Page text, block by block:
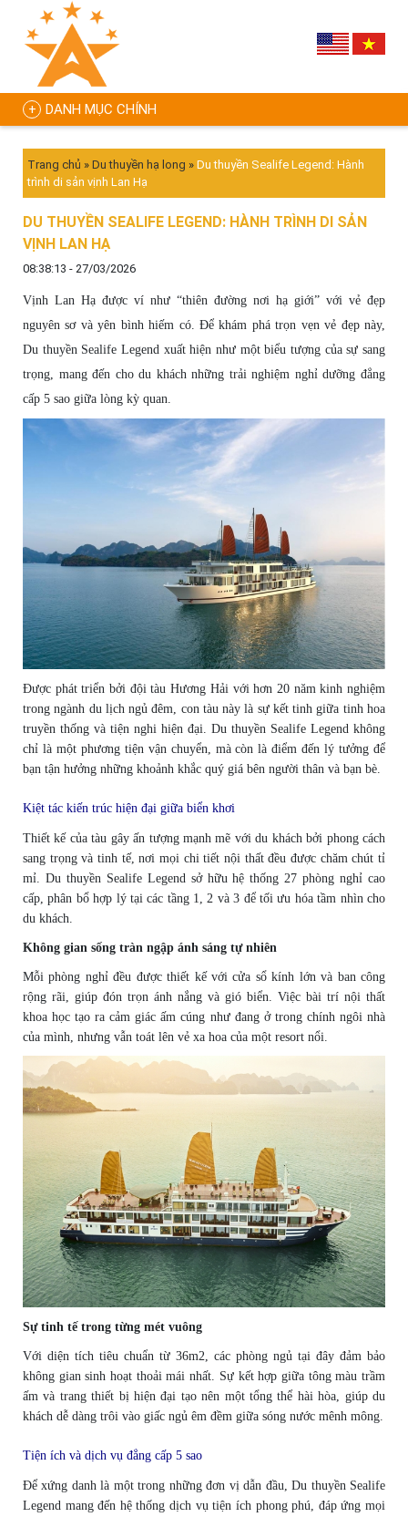
DANH MỤC CHÍNH
Trang chủ » Du thuyền hạ long » Du thuyền Sealife Legend: Hành
trình di sản vịnh Lan Hạ
DU THUYỀN SEALIFE LEGEND: HÀNH TRÌNH DI SẢN
VỊNH LAN HẠ
08:38:13 - 27/03/2026
Vịnh Lan Hạ được ví như “thiên đường nơi hạ giới” với vẻ đẹp
nguyên sơ và yên bình hiếm có. Để khám phá trọn vẹn vẻ đẹp này,
Du thuyền Sealife Legend xuất hiện như một biểu tượng của sự sang
trọng, mang đến cho du khách những trải nghiệm nghỉ dưỡng đẳng
cấp 5 sao giữa lòng kỳ quan.
Được phát triển bởi đội tàu Hương Hải với hơn 20 năm kinh nghiệm
trong ngành du lịch ngủ đêm, con tàu này là sự kết tinh giữa tinh hoa
truyền thống và tiện nghi hiện đại. Du thuyền Sealife Legend không
chỉ là một phương tiện vận chuyển, mà còn là điểm đến lý tưởng để
bạn tận hưởng những khoảnh khắc quý giá bên người thân và bạn bè.
Kiệt tác kiến trúc hiện đại giữa biển khơi
Thiết kế của tàu gây ấn tượng mạnh mẽ với du khách bởi phong cách
sang trọng và tinh tế, nơi mọi chi tiết nội thất đều được chăm chút tỉ
mỉ. Du thuyền Sealife Legend sở hữu hệ thống 27 phòng nghỉ cao
cấp, phân bổ hợp lý tại các tầng 1, 2 và 3 để tối ưu hóa tầm nhìn cho
du khách.
Không gian sống tràn ngập ánh sáng tự nhiên
Mỗi phòng nghỉ đều được thiết kế với cửa sổ kính lớn và ban công
rộng rãi, giúp đón trọn ánh nắng và gió biển. Việc bài trí nội thất
khoa học tạo ra cảm giác ấm cúng như đang ở trong chính ngôi nhà
của mình, nhưng vẫn toát lên vẻ xa hoa của một resort nổi.
Sự tinh tế trong từng mét vuông
Với diện tích tiêu chuẩn từ 36m2, các phòng ngủ tại đây đảm bảo
không gian sinh hoạt thoải mái nhất. Sự kết hợp giữa tông màu trầm
ấm và trang thiết bị hiện đại tạo nên một tổng thể hài hòa, giúp du
khách dễ dàng trôi vào giấc ngủ êm đềm giữa sóng nước mênh mông.
Tiện ích và dịch vụ đẳng cấp 5 sao
Để xứng danh là một trong những đơn vị dẫn đầu, Du thuyền Sealife
Legend mang đến hệ thống dịch vụ tiện ích phong phú, đáp ứng mọi